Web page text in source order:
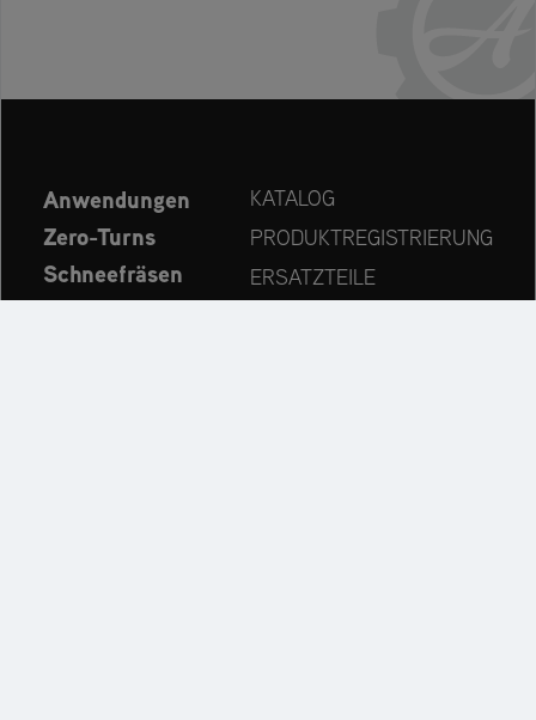
Anwendungen
Zero-Turns
Schneefräsen
Aktuelles
KATALOG
PRODUKTREGISTRIERUNG
ERSATZTEILE